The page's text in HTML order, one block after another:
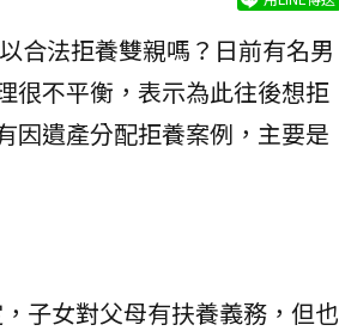
合法拒養雙親嗎？日前有名男
很不平衡，表示為此往後想拒
因遺產分配拒養案例，主要是
子女對父母有扶養義務，但也